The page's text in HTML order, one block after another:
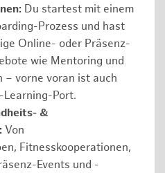
Du startest mit einem
Prozess und hast
Online- oder Präsenz-
wie Mentoring und
– vorne voran ist auch
Learning-Port.
&
Von
Fitnesskooperationen,
Events und -